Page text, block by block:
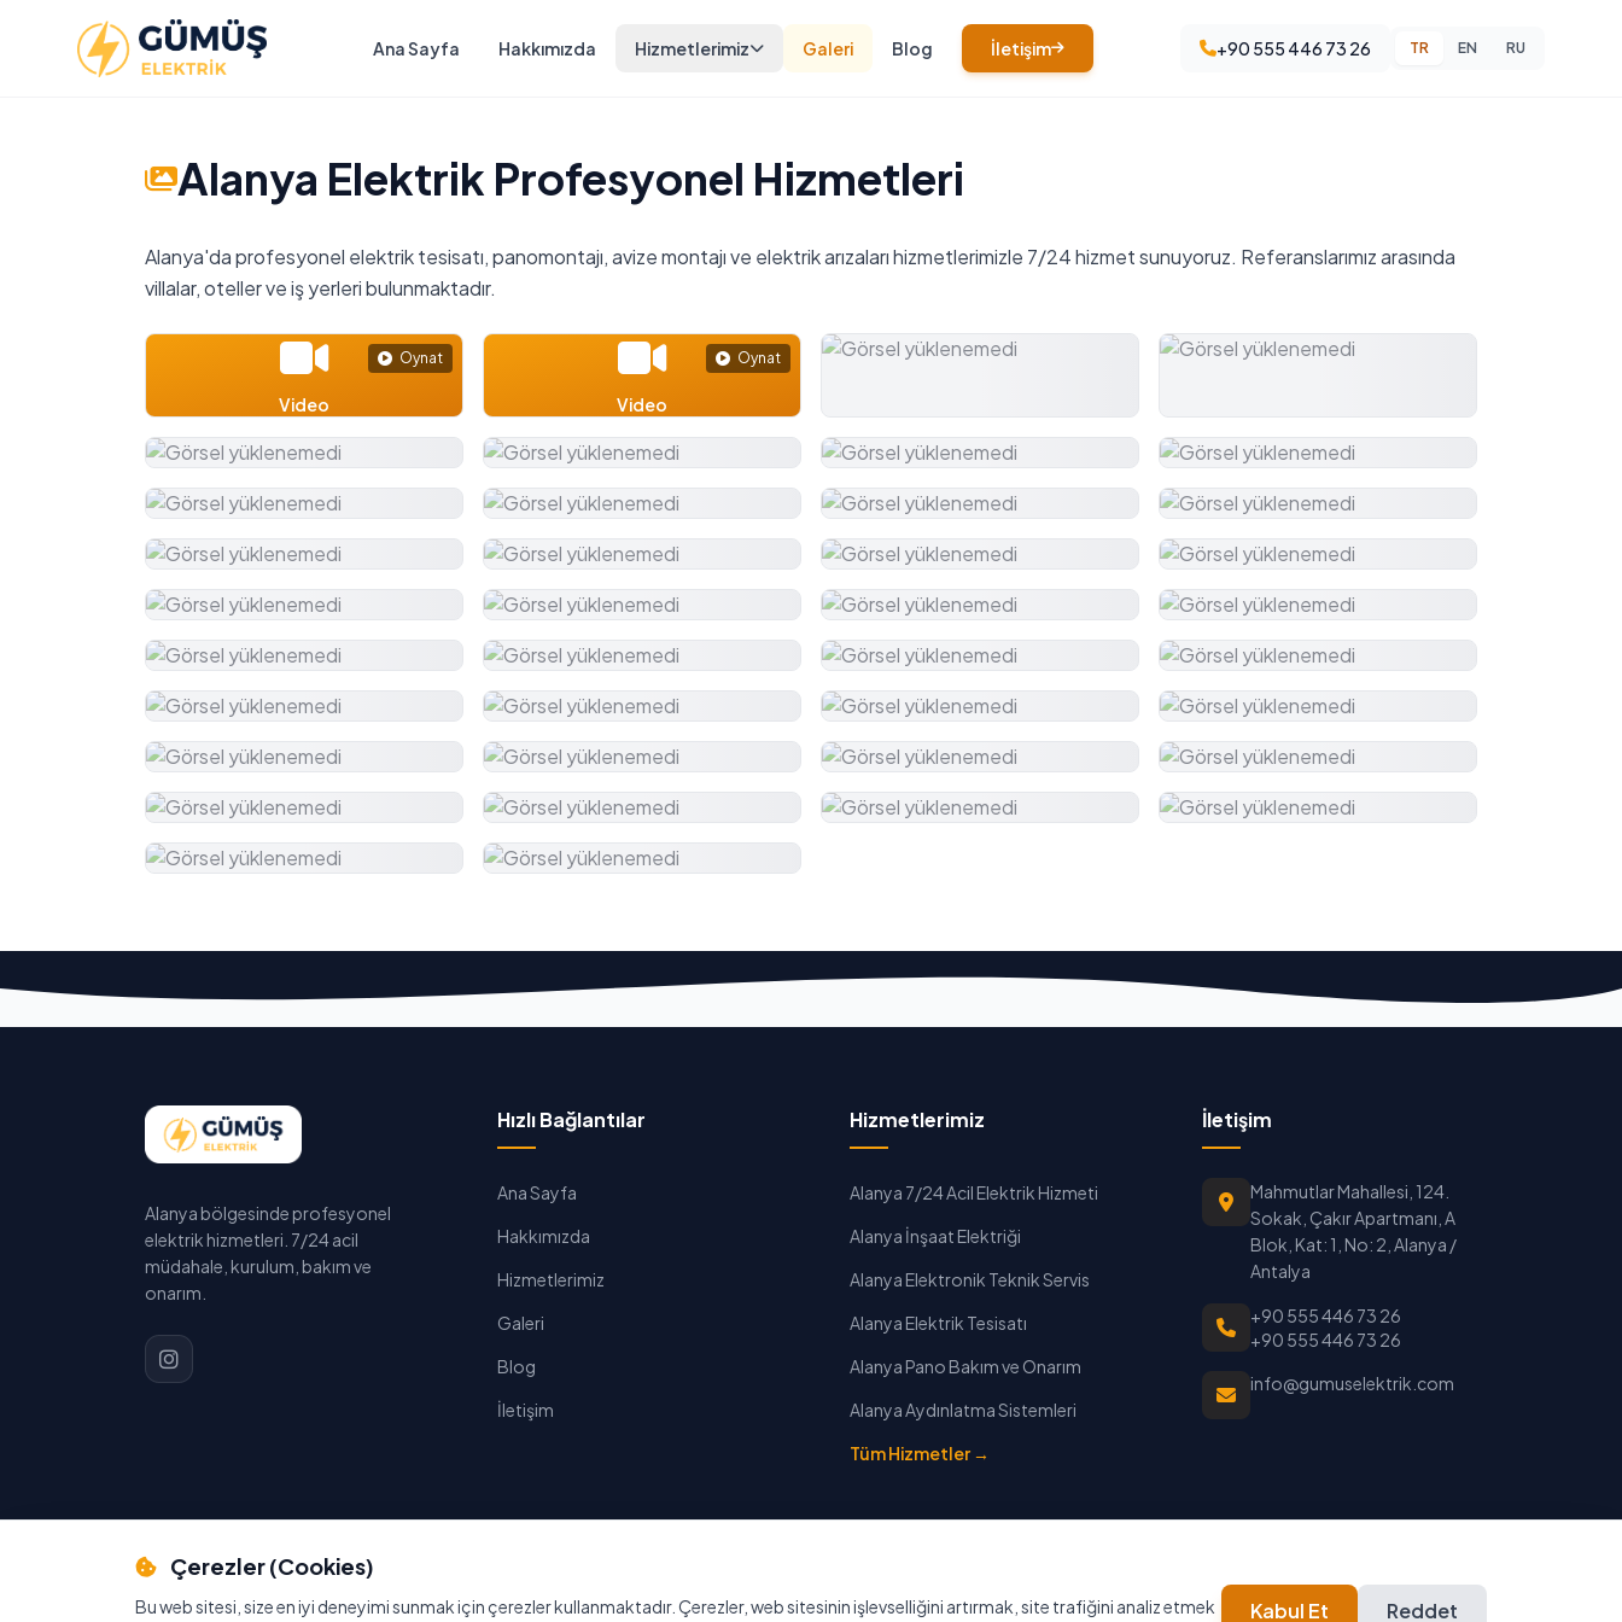
Ana Sayfa Hakkımızda Hizmetlerimiz Galeri Blog İletişim +90 555 446 73 26 TR EN RU
Alanya Elektrik Profesyonel Hizmetleri
Alanya'da profesyonel elektrik tesisatı, panomontajı, avize montajı ve elektrik arızaları hizmetlerimizle 7/24 hizmet sunuyoruz. Referanslarımız arasında
villalar, oteller ve iş yerleri bulunmaktadır.
Video
Oynat
Video
Oynat
Alanya bölgesinde profesyonel
elektrik hizmetleri. 7/24 acil
müdahale, kurulum, bakım ve
onarım.
Hızlı Bağlantılar
Ana Sayfa
Hakkımızda
Hizmetlerimiz
Galeri
Blog
İletişim
Hizmetlerimiz
Alanya 7/24 Acil Elektrik Hizmeti
Alanya İnşaat Elektriği
Alanya Elektronik Teknik Servis
Alanya Elektrik Tesisatı
Alanya Pano Bakım ve Onarım
Alanya Aydınlatma Sistemleri
Tüm Hizmetler →
İletişim
Mahmutlar Mahallesi, 124.
Sokak, Çakır Apartmanı, A
Blok, Kat: 1, No: 2, Alanya /
Antalya
+90 555 446 73 26
+90 555 446 73 26
info@gumuselektrik.com
© 2026 Gümüş Elektrik. Tüm hakları saklıdır.
Çerezler (Cookies)
Bu web sitesi, size en iyi deneyimi sunmak için çerezler kullanmaktadır. Çerezler, web sitesinin işlevselliğini artırmak, site trafiğini analiz etmek Kabul Et Reddet